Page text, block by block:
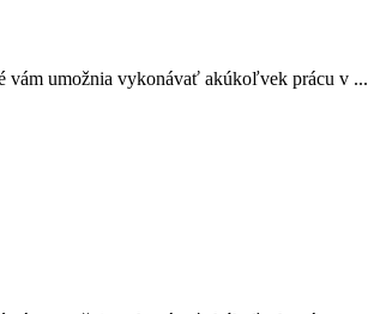
vám umožnia vykonávať akúkoľvek prácu v ...